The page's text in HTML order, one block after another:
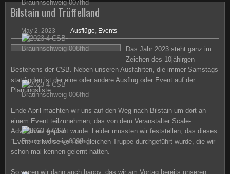
Bilstain und Trüffelland
May 2, 2023 Ausflüge, Events
Das Jahr 2023 steht ganz im
Zeichen des 10jähirgen
Bestehens der CSB. Neben unseren Ausfahrten, die immer Samstags
stattfinden ist der eine oder andere Ausflug oder Event auf der
Planungsliste.
Ende April machten wir uns auf den Weg nach Bilstain um dort an
einem Event teilzunehmen, das von dem Veranstalter Scale-
Adventures geplant wurde. Leider mussten wir feststellen, das dieses
“Event” teilweise von der gleichen Truppe durchgeführt wurde, die wir
schon mal kennen gelernt hatten.
So waren wir dann auch happy, das wir am Vortag bereits unseren